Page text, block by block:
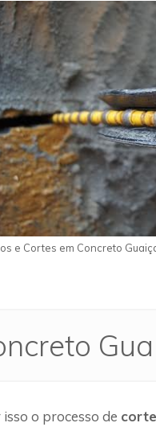
e Cortes em Concreto
o processo de